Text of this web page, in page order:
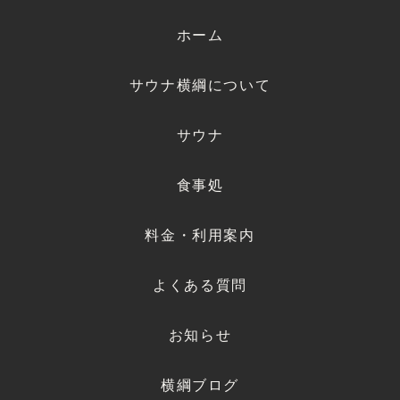
ホーム
サウナ横綱について
サウナ
食事処
料金・利用案内
よくある質問
お知らせ
横綱ブログ